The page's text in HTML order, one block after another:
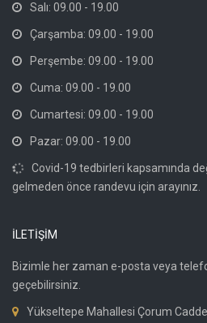
Salı: 09.00 - 19.00
Çarşamba: 09.00 - 19.00
Perşembe: 09.00 - 19.00
Cuma: 09.00 - 19.00
Cumartesi: 09.00 - 19.00
Pazar: 09.00 - 19.00
Covid-19 tedbirleri kapsamında
gelmeden önce randevu için arayınız.
İLETİŞİM
Bizimle her zaman e-posta veya
geçebilirsiniz.
Yükseltepe Mahallesi Çorum